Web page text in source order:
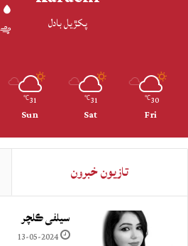
پکڙيل بادل
30
℃
Fri
31
℃
Sat
31
℃
Sun
تازيون خبرون
سيلفي ڪلچر
13-05-2024